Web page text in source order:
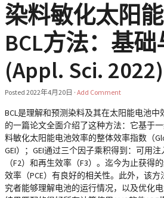
染料敏化太阳
BCL方法：基础
(Appl. Sci. 2022)
Posted 2022年4月20日 · Add Comment
BCL是理解和预测染料及其在太阳能电池
的一篇论文全面介绍了这种方法：它基于
料敏化太阳能电池效率的整体效率指数（
GEI）；GEI通过三个因子乘积得到：可用
（F2）和再生效率（F3）。迄今为止获得
效率（PCE）有良好的相关性。此外，该
究者能够理解电池的运行情况，以及优化